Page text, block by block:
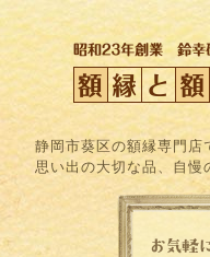
静岡市葵区の額縁専門店
思い出の大切な品、自慢